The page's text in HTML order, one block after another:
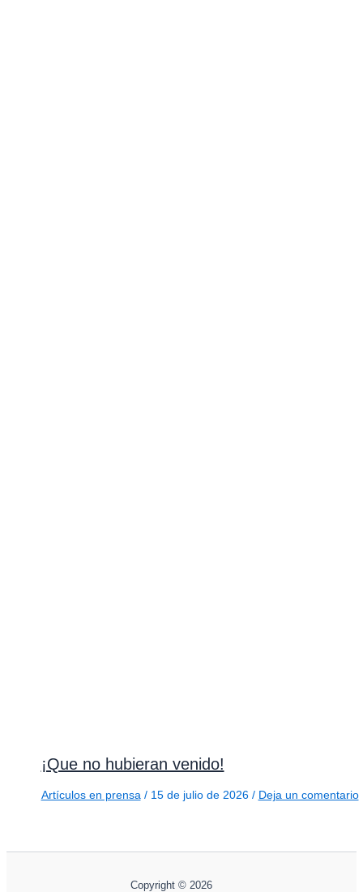
¡Que no hubieran venido!
Artículos en prensa / 15 de julio de 2026 / Deja un comentario
Copyright © 2026